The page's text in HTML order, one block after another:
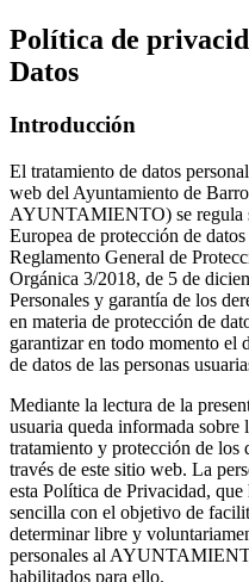
Política de
Datos
Introducción
El tratamiento de datos
web del Ayuntamiento de
AYUNTAMIENTO) se regula
Europea de protección de
Reglamento General de
Orgánica 3/2018, de 5 de
Personales y garantía de los
en materia de protección de
garantizar en todo momento el
de datos de las personas
Mediante la lectura de la
usuaria queda informada sobre
tratamiento y protección de los
través de este sitio web. La
esta Política de Privacidad,
sencilla con el objetivo de
determinar libre y
personales al
habilitados para ello.